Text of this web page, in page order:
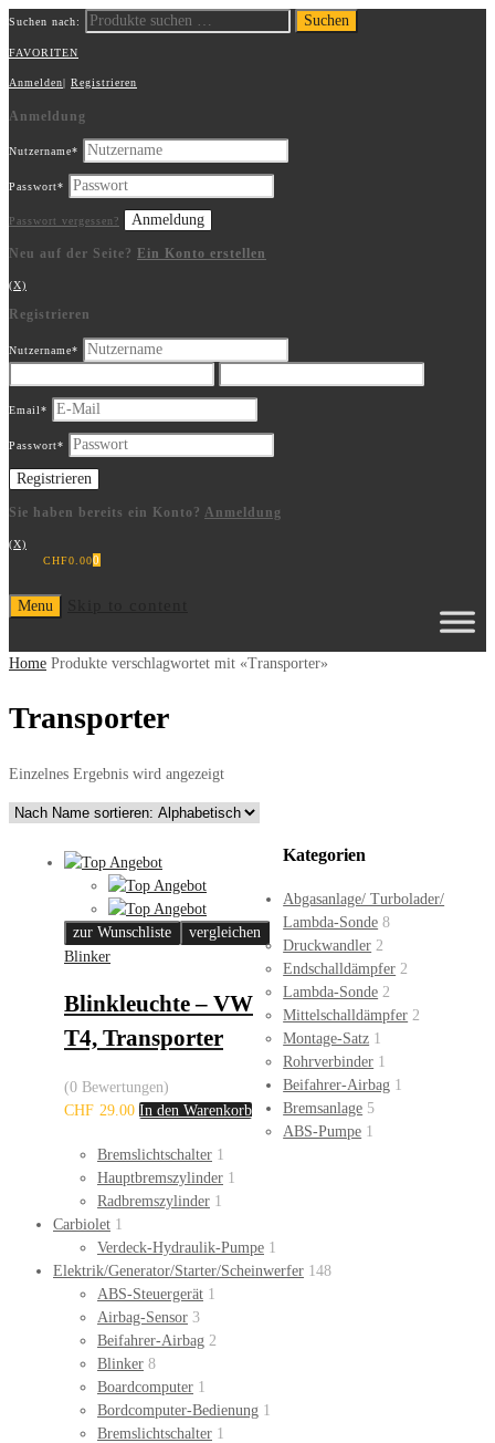
Suchen nach: Suchen
FAVORITEN
Anmelden| Registrieren
Anmeldung
Nutzername*
Passwort*
Passwort vergessen?
Neu auf der Seite? Ein Konto erstellen
(X)
Registrieren
Nutzername*
Email*
Passwort*
Sie haben bereits ein Konto? Anmeldung
(X)
CHF0.000
Menu
Home Produkte verschlagwortet mit «Transporter»
Transporter
Einzelnes Ergebnis wird angezeigt
zur Wunschliste
vergleichen
Blinker
Blinkleuchte – VW
T4, Transporter
(0 Bewertungen)
CHF 29.00 In den Warenkorb
Kategorien
Abgasanlage/ Turbolader/
Lambda-Sonde 8
Druckwandler 2
Endschalldämpfer 2
Lambda-Sonde 2
Mittelschalldämpfer 2
Montage-Satz 1
Rohrverbinder 1
Beifahrer-Airbag 1
Bremsanlage 5
ABS-Pumpe 1
Bremslichtschalter 1
Hauptbremszylinder 1
Radbremszylinder 1
Carbiolet 1
Verdeck-Hydraulik-Pumpe 1
Elektrik/Generator/Starter/Scheinwerfer 148
ABS-Steuergerät 1
Airbag-Sensor 3
Beifahrer-Airbag 2
Blinker 8
Boardcomputer 1
Bordcomputer-Bedienung 1
Bremslichtschalter 1